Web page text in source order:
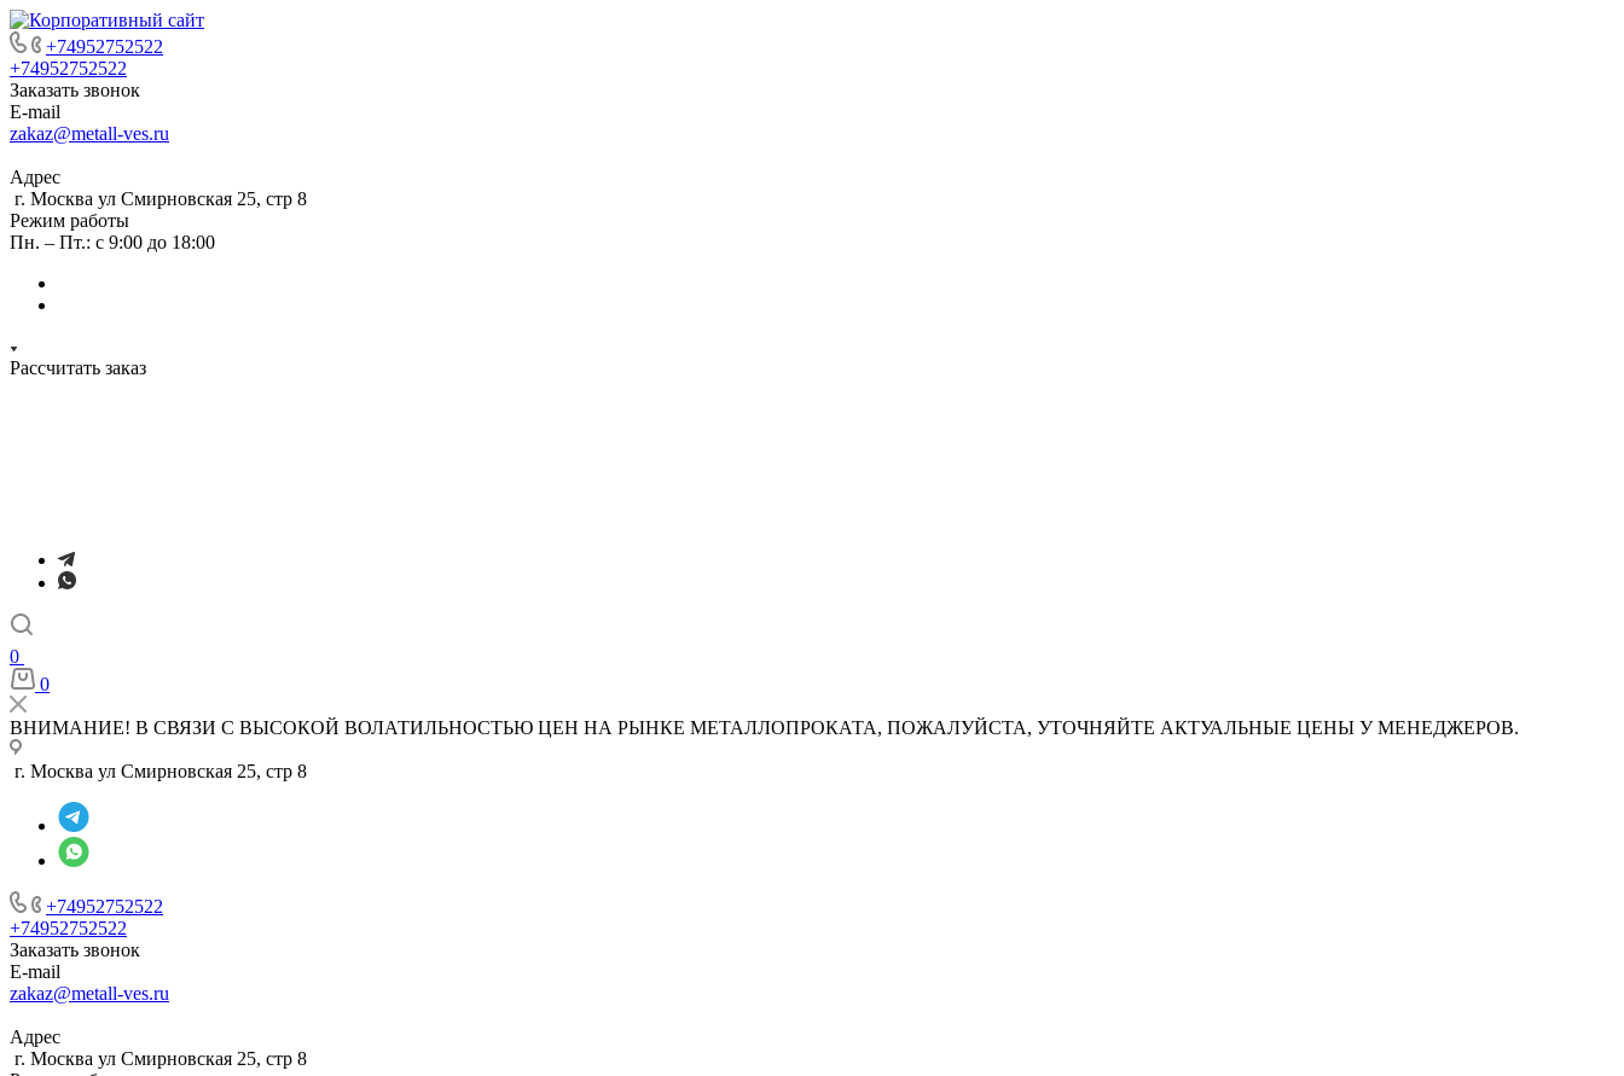
+74952752522
+74952752522
Заказать звонок
E-mail
zakaz@metall-ves.ru
Адрес
г. Москва ул Смирновская 25, стр 8
Режим работы
Пн. – Пт.: с 9:00 до 18:00
Рассчитать заказ
0
0
ВНИМАНИЕ! В СВЯЗИ С ВЫСОКОЙ ВОЛАТИЛЬНОСТЬЮ ЦЕН НА РЫНКЕ МЕТАЛЛОПРОКАТА, ПОЖАЛУЙСТА, УТОЧНЯЙТЕ АКТУАЛЬНЫЕ ЦЕНЫ У МЕНЕДЖЕРОВ.
г. Москва ул Смирновская 25, стр 8
+74952752522
+74952752522
Заказать звонок
E-mail
zakaz@metall-ves.ru
Адрес
г. Москва ул Смирновская 25, стр 8